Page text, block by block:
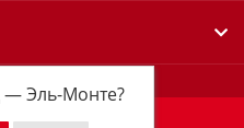
—Эль-Монте?